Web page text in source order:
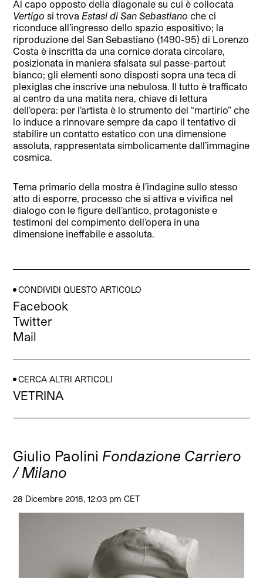
Al capo opposto della diagonale su cui è collocata
Vertigo si trovaEstasi di San Sebastiano che ci
riconduce all’ingresso dello spazio espositivo; la
riproduzione del San Sebastiano (1490-95) di Lorenzo
Costa è inscritta da una cornice dorata circolare,
posizionata in maniera sfalsata sul passe-partout
bianco; gli elementi sono disposti sopra una teca di
plexiglas che inscrive una nebulosa. Il tutto è trafficato
al centro da una matita nera, chiave di lettura
dell’opera: per l’artista è lo strumento del “martirio” che
lo induce a rinnovare sempre da capo il tentativo di
stabilire un contatto estatico con una dimensione
assoluta, rappresentata simbolicamente dall’immagine
cosmica.
Tema primario della mostra è l’indagine sullo stesso
atto di esporre, processo che si attiva e vivifica nel
dialogo con le figure dell’antico, protagoniste e
testimoni del compimento dell’opera in una
dimensione ineffabile e assoluta.
CONDIVIDI QUESTO ARTICOLO
Facebook
Twitter
Mail
CERCA ALTRI ARTICOLI
VETRINA
Giulio Paolini Fondazione Carriero
/ Milano
28 Dicembre 2018, 12:03 pm CET